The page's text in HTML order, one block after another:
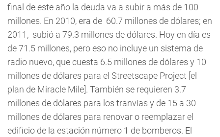
final de este año la deuda va a subir a más de 100
millones. En 2010, era de 60.7 millones de dólares; en
2011, subió a 79.3 millones de dólares. Hoy en día es
de 71.5 millones, pero eso no incluye un sistema de
radio nuevo, que cuesta 6.5 millones de dólares y 10
millones de dólares para el Streetscape Project [el
plan de Miracle Mile]. También se requieren 3.7
millones de dólares para los tranvías y de 15 a 30
millones de dólares para renovar o reemplazar el
edificio de la estación número 1 de bomberos. El